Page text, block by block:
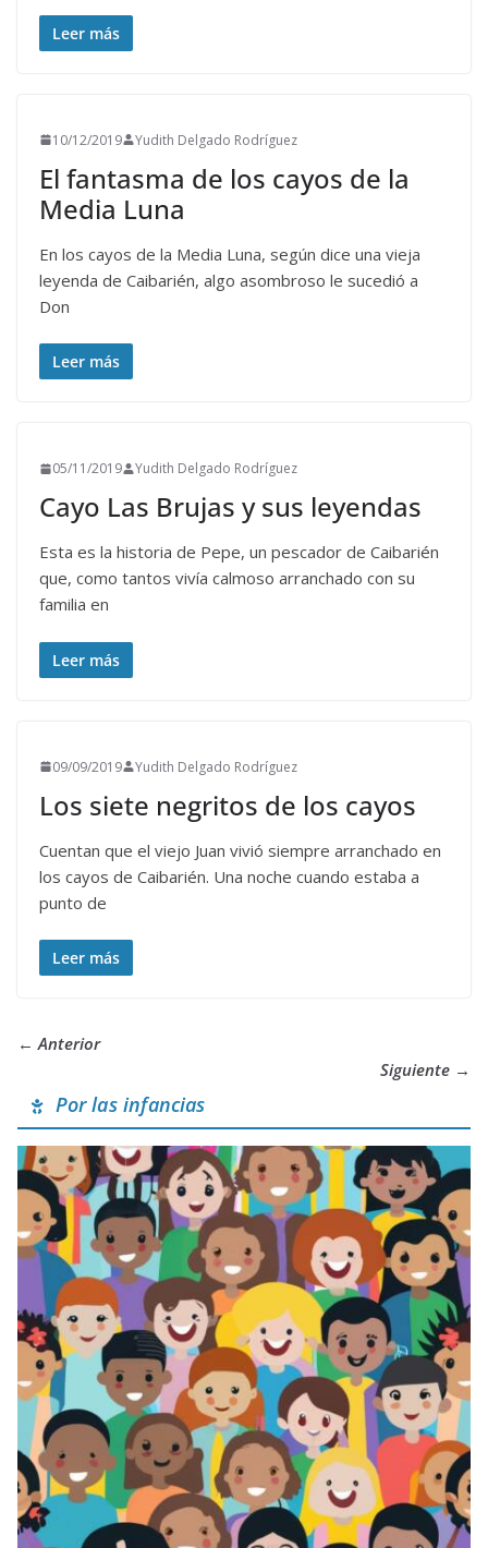
Leer más
10/12/2019 Yudith Delgado Rodríguez
El fantasma de los cayos de la
Media Luna
En los cayos de la Media Luna, según dice una vieja
leyenda de Caibarién, algo asombroso le sucedió a
Don
Leer más
05/11/2019 Yudith Delgado Rodríguez
Cayo Las Brujas y sus leyendas
Esta es la historia de Pepe, un pescador de Caibarién
que, como tantos vivía calmoso arranchado con su
familia en
Leer más
09/09/2019 Yudith Delgado Rodríguez
Los siete negritos de los cayos
Cuentan que el viejo Juan vivió siempre arranchado en
los cayos de Caibarién. Una noche cuando estaba a
punto de
Leer más
← Anterior
Siguiente →
Por las infancias